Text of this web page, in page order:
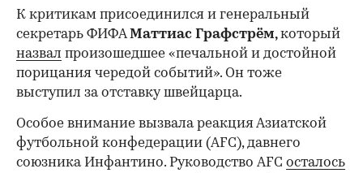
К критикам присоединился и генеральный
секретарь ФИФАМаттиас Графстрём,который
назвал произошедшее «печальной и достойной
порицания чередой событий». Он тоже
выступил за отставку швейцарца.
Особое внимание вызвала реакция Азиатской
футбольной конфедерации (AFC), давнего
союзника Инфантино. Руководство AFC осталось